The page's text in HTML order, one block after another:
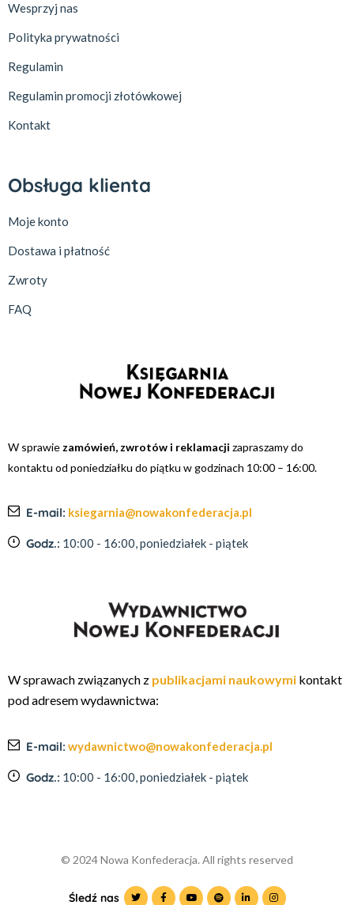
Wesprzyj nas
Polityka prywatności
Regulamin
Regulamin promocji złotówkowej
Kontakt
Obsługa klienta
Moje konto
Dostawa i płatność
Zwroty
FAQ
W sprawie zamówień, zwrotów i reklamacji zapraszamy do
kontaktu od poniedziałku do piątku w godzinach 10:00 – 16:00.
E-mail: ksiegarnia@nowakonfederacja.pl
Godz.: 10:00 - 16:00, poniedziałek - piątek
W sprawach związanych z publikacjami naukowymi kontakt
pod adresem wydawnictwa:
E-mail: wydawnictwo@nowakonfederacja.pl
Godz.: 10:00 - 16:00, poniedziałek - piątek
© 2024 Nowa Konfederacja. All rights reserved
Śledź nas